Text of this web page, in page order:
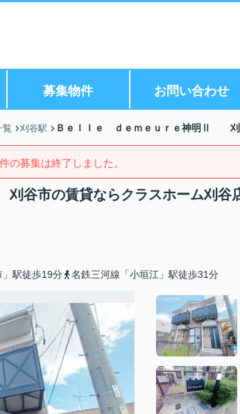
募集物件 お問い合わせ
覧 刈谷駅 Ｂｅｌｌｅ ｄｅｍｅｕｒｅ神明Ⅱ 刈
の募集は終了しました。
市の賃貸ならクラスホーム刈谷
駅徒歩19分 名鉄三河線「小垣江」駅徒歩31分